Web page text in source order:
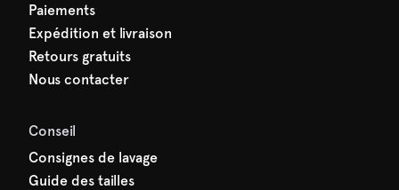
Paiements
Expédition et livraison
Retours gratuits
Nous contacter
Conseil
Consignes de lavage
Guide des tailles